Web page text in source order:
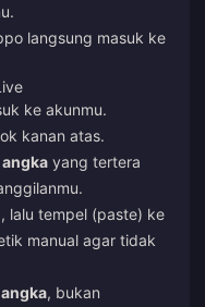
langsung masuk ke
ke akunmu.
kanan atas.
yang tertera
lalu tempel (paste) ke
manual agar tidak
, bukan